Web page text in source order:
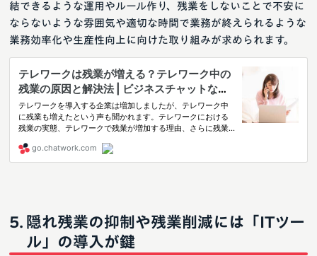
結できるような運用やルール作り、残業をしないことで不安に
ならないような雰囲気や適切な時間で業務が終えられるような
業務効率化や生産性向上に向けた取り組みが求められます。
隠れ残業の抑制や残業削減には「ITツー
ル」の導入が鍵